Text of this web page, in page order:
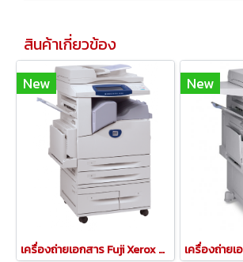
สินค้าเกี่ยวข้อง
New
เครื่องถ่ายเอกสาร Fuji Xerox 5225/5230
New